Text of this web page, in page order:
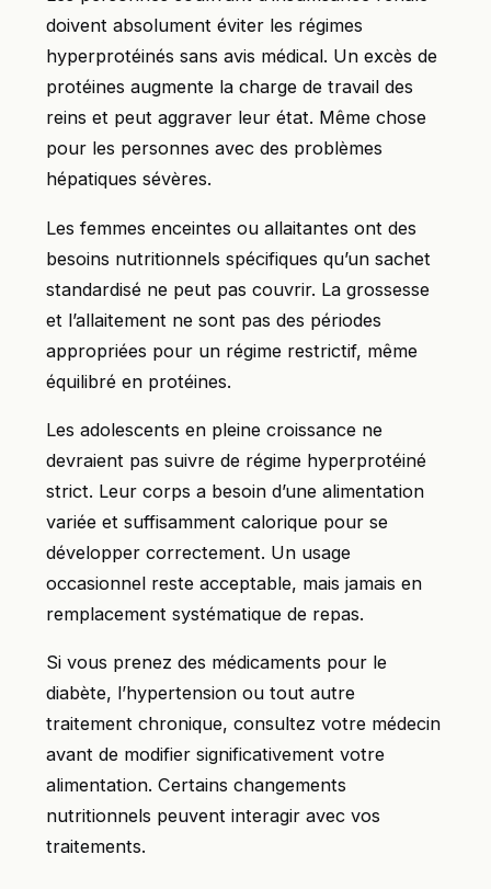
doivent absolument éviter les régimes
hyperprotéinés sans avis médical. Un excès de
protéines augmente la charge de travail des
reins et peut aggraver leur état. Même chose
pour les personnes avec des problèmes
hépatiques sévères.
Les femmes enceintes ou allaitantes ont des
besoins nutritionnels spécifiques qu’un sachet
standardisé ne peut pas couvrir. La grossesse
et l’allaitement ne sont pas des périodes
appropriées pour un régime restrictif, même
équilibré en protéines.
Les adolescents en pleine croissance ne
devraient pas suivre de régime hyperprotéiné
strict. Leur corps a besoin d’une alimentation
variée et suffisamment calorique pour se
développer correctement. Un usage
occasionnel reste acceptable, mais jamais en
remplacement systématique de repas.
Si vous prenez des médicaments pour le
diabète, l’hypertension ou tout autre
traitement chronique, consultez votre médecin
avant de modifier significativement votre
alimentation. Certains changements
nutritionnels peuvent interagir avec vos
traitements.